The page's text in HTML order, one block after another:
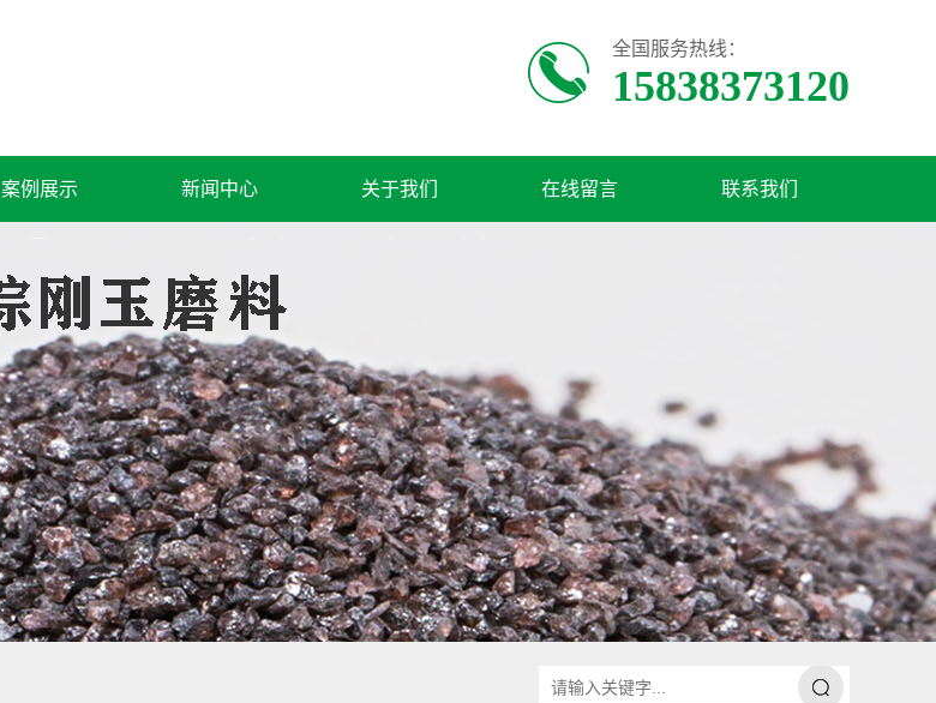
全国服务热线：
15838373120
案例展示 新闻中心 关于我们 在线留言 联系我们